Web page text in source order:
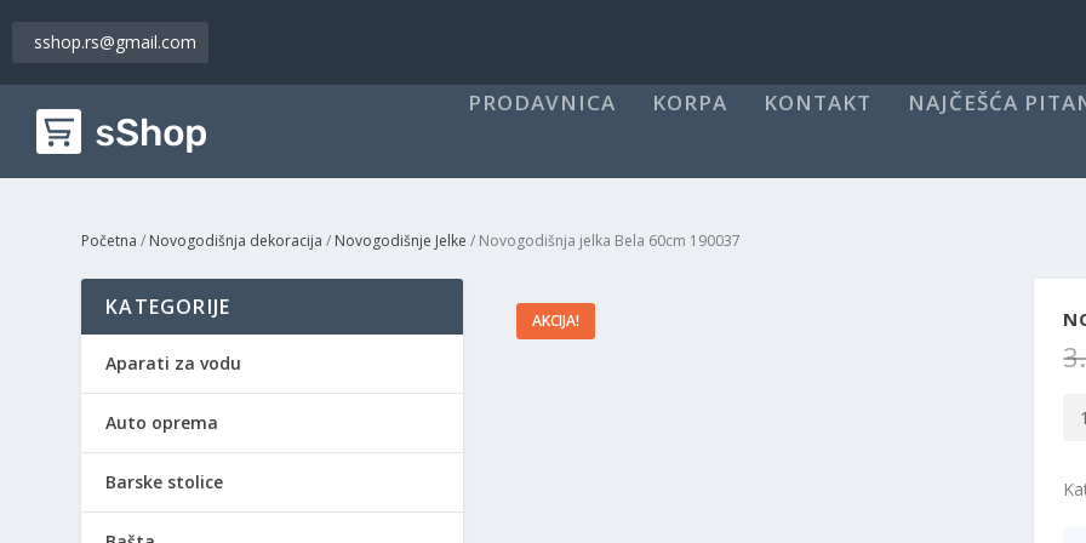
sshop.rs@gmail.com
PRODAVNICA KORPA KONTAKT NAJČEŠĆA
Početna / Novogodišnja dekoracija / Novogodišnje Jelke / Novogodišnja jelka Bela 60cm 190037
AKCIJA!
KATEGORIJE
Aparati za vodu
Auto oprema
Barske stolice